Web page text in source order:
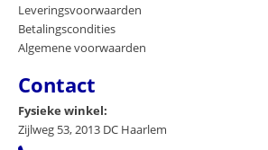
Leveringsvoorwaarden
Betalingscondities
Algemene voorwaarden
Contact
Fysieke winkel:
Zijlweg 53, 2013 DC Haarlem